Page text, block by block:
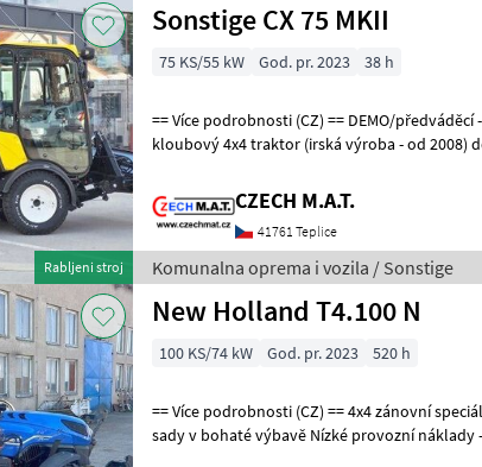
Rabljeni stroj
Sonstige CX 75 MKII
75 KS/55 kW God. pr. 2023 38 h
== Více podrobnosti (CZ) == DEMO/předváděcí - zánovní komunální
kloubový 4x4 traktor (irská výroba - od 2008)
CZECH M.A.T.
41761 Teplice
Komunalna oprema i vozila / Sonstige
New Holland T4.100 N
100 KS/74 kW God. pr. 2023 520 h
== Více podrobnosti (CZ) == 4x4 zánovní speciál traktor pro vinice a
sady v bohaté výbavě Nízké provozní náklady